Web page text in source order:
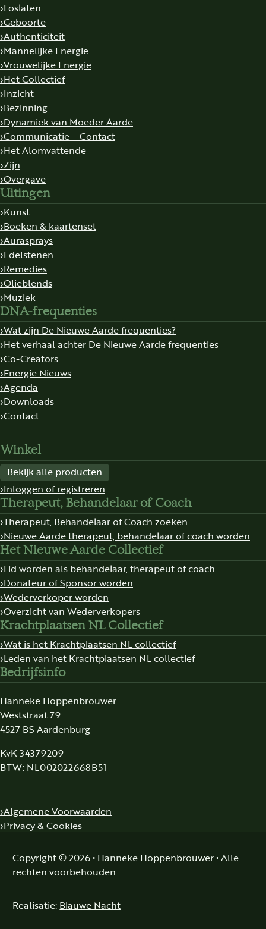
Loslaten
Geboorte
Authenticiteit
Mannelijke Energie
Vrouwelijke Energie
Het Collectief
Inzicht
Bezinning
Dynamiek van Moeder Aarde
Communicatie – Contact
Het Alomvattende
Zijn
Overgave
Uitingen
Kunst
Boeken & kaartenset
Aurasprays
Edelstenen
Remedies
Olieblends
Muziek
DNA-frequenties
Wat zijn De Nieuwe Aarde frequenties?
Het verhaal achter De Nieuwe Aarde frequenties
Co-Creators
Energie Nieuws
Agenda
Downloads
Contact
Winkel
Bekijk alle producten
Inloggen of registreren
Therapeut, Behandelaar of Coach
Therapeut, Behandelaar of Coach zoeken
Nieuwe Aarde therapeut, behandelaar of coach worden
Het Nieuwe Aarde Collectief
Lid worden als behandelaar, therapeut of coach
Donateur of Sponsor worden
Wederverkoper worden
Overzicht van Wederverkopers
Krachtplaatsen NL Collectief
Wat is het Krachtplaatsen NL collectief
Leden van het Krachtplaatsen NL collectief
Bedrijfsinfo
Hanneke Hoppenbrouwer
Weststraat 79
4527 BS Aardenburg
KvK 34379209
BTW: NL002022668B51
Algemene Voorwaarden
Privacy & Cookies
Copyright © 2026 • Hanneke Hoppenbrouwer • Alle
rechten voorbehouden
Realisatie: Blauwe Nacht